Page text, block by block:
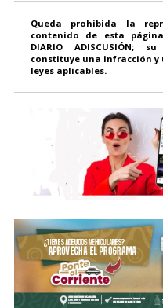
Queda prohibida la
contenido de esta
DIARIO ADISCUSIÓN;
constituye una infracción
leyes aplicables.